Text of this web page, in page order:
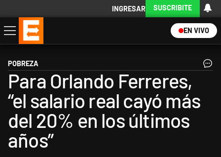
INGRESAR SUSCRIBITE
EN VIVO
Economía
Política
Internacional
Actualidad
Descargá la App
POBREZA
Para Orlando Ferreres,
“el salario real cayó más
del 20% en los últimos
años”